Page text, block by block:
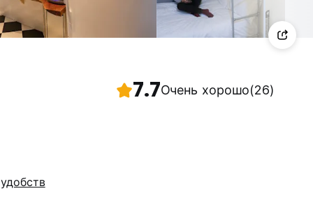
7.7Очень хорошо(26)